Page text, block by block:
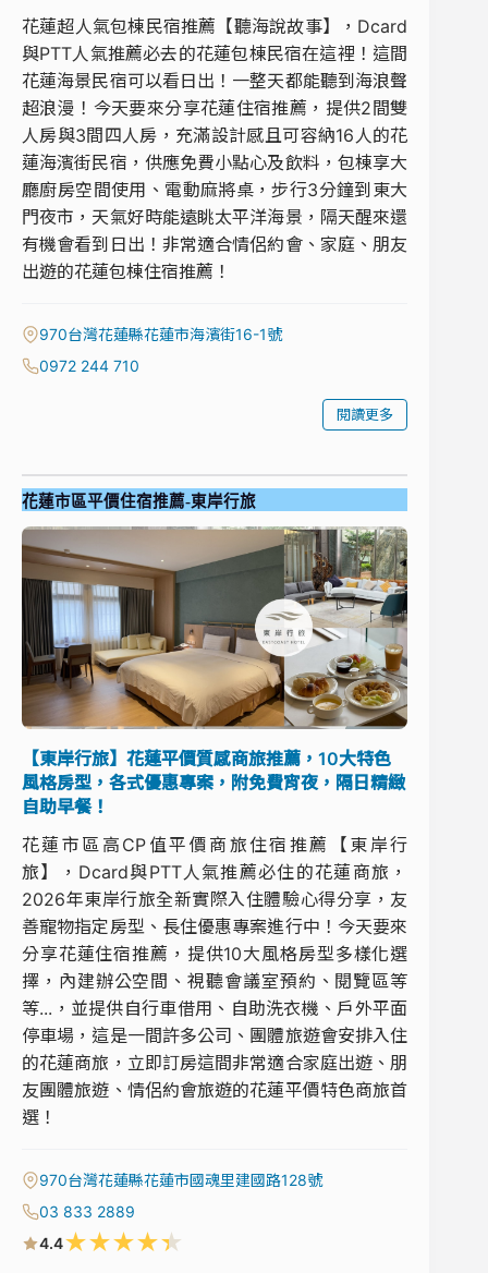
花蓮超人氣包棟民宿推薦【聽海說故事】，Dcard
與PTT人氣推薦必去的花蓮包棟民宿在這裡！這間
花蓮海景民宿可以看日出！一整天都能聽到海浪聲
超浪漫！今天要來分享花蓮住宿推薦，提供2間雙
人房與3間四人房，充滿設計感且可容納16人的花
蓮海濱街民宿，供應免費小點心及飲料，包棟享大
廳廚房空間使用、電動麻將桌，步行3分鐘到東大
門夜市，天氣好時能遠眺太平洋海景，隔天醒來還
有機會看到日出！非常適合情侶約會、家庭、朋友
出遊的花蓮包棟住宿推薦！
970台灣花蓮縣花蓮市海濱街16-1號
0972 244 710
閱讀更多
花蓮市區平價住宿推薦-東岸行旅
【東岸行旅】花蓮平價質感商旅推薦，10大特色
風格房型，各式優惠專案，附免費宵夜，隔日精緻
自助早餐！
花蓮市區高CP值平價商旅住宿推薦【東岸行
旅】，Dcard與PTT人氣推薦必住的花蓮商旅，
2026年東岸行旅全新實際入住體驗心得分享，友
善寵物指定房型、長住優惠專案進行中！今天要來
分享花蓮住宿推薦，提供10大風格房型多樣化選
擇，內建辦公空間、視聽會議室預約、閱覽區等
等...，並提供自行車借用、自助洗衣機、戶外平面
停車場，這是一間許多公司、團體旅遊會安排入住
的花蓮商旅，立即訂房這間非常適合家庭出遊、朋
友團體旅遊、情侶約會旅遊的花蓮平價特色商旅首
選！
970台灣花蓮縣花蓮市國魂里建國路128號
03 833 2889
4.4★★★★★